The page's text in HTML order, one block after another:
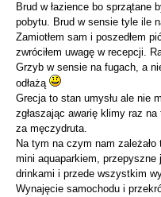
Brud w łazience bo sprzątane
pobytu. Brud w sensie tyle ile
Zamiotłem sam i poszedłem
zwróciłem uwagę w recepcji.
Grzyb w sensie na fugach, a
odłażą
Grecja to stan umysłu ale nie
zgłaszając awarię klimy raz
za męczydruta.
Na tym na czym nam
mini aquaparkiem,
drinkami i przede wszystkim
Wynajęcie samochodu i